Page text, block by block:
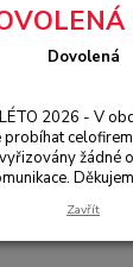
Kabely a
Dovolená
2026 - V
žádné
Zavřít